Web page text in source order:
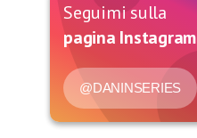
Seguimi sulla
pagina Instagram
@DANINSERIES